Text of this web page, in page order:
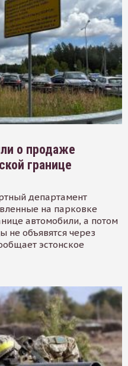
о продаже
границе
департамент
на парковке
автомобили, а потом
не объявятся через
эстонское